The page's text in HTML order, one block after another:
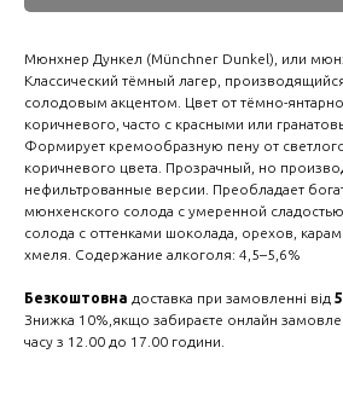
Мюнхнер Дункел (Münchner Dunkel), или
Классический тёмный лагер,
солодовым акцентом. Цвет от тёмно-
коричневого, часто с красными или
Формирует кремообразную пену от
коричневого цвета. Прозрачный, но
нефильтрованные версии. Преобладает
мюнхенского солода с умеренной
солода с оттенками шоколада, орехов,
хмеля. Содержание алкоголя: 4,5–5,6%
Безкоштовна доставка при замовленні від
Знижка 10%,якщо забираєте онлайн
часу з 12.00 до 17.00 години.